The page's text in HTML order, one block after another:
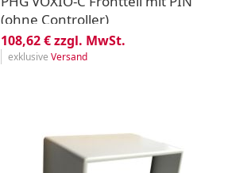
(ohne Controller)
108,62 € zzgl. MwSt.
exklusive Versand